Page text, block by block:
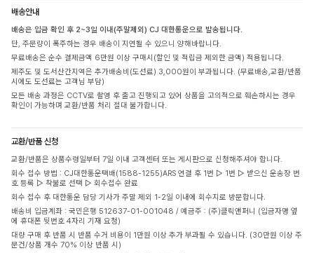
배송안내
배송은 입금 확인 후 2~3일 이내(주말제외) CJ 대한통운으로 발송됩니다.
단, 주문량이 폭주하는 경우 배송이 지연될 수 있으니 양해바랍니다.
무료배송은 순수 결제금액 6만원 이상 구매시(할인 및 적립금 제외한 금액) 적용됩니다.
제주도 및 도서산간지역은 추가배송비(도선료) 3,000원이 부과됩니다. (무료배송,교환/반품
시에도 도선료는 고객님 부담)
모든 배송 과정은 CCTV로 촬영 후 출고 진행되고 있어 상품을 고의적으로 훼손하시는 경우
확인이 가능하며 교환/반품 처리 절대 불가합니다.
교환/반품 신청
교환/반품은 상품수령일부터 7일 이내 고객센터 또는 게시판으로 신청해주셔야 합니다.
회수 접수 방법 : CJ대한통운택배(1588-1255)ARS 연결 후 1번 ▷ 1번 ▷ 받으신 운송장 번
호 등록 ▷ 착불로 선택 ▷ 회수접수 완료
회수 접수 후 대한통운 담당 기사가 주말 제외 1-2일 이내에 회수지로 방문합니다.
배송비 입금계좌 : 국민은행 512637-01-001048 / 예금주 : (주)클릭앤퍼니 (입금자명 옆
에 휴대폰 뒷번호 4자리 기재 요청)
대량 구매 후 반품 시 반품 수거 비용이 1만원 이상 추가 부과될 수 있습니다. (30만원 이상 주
문건/상품 개수 70% 이상 반품 시)